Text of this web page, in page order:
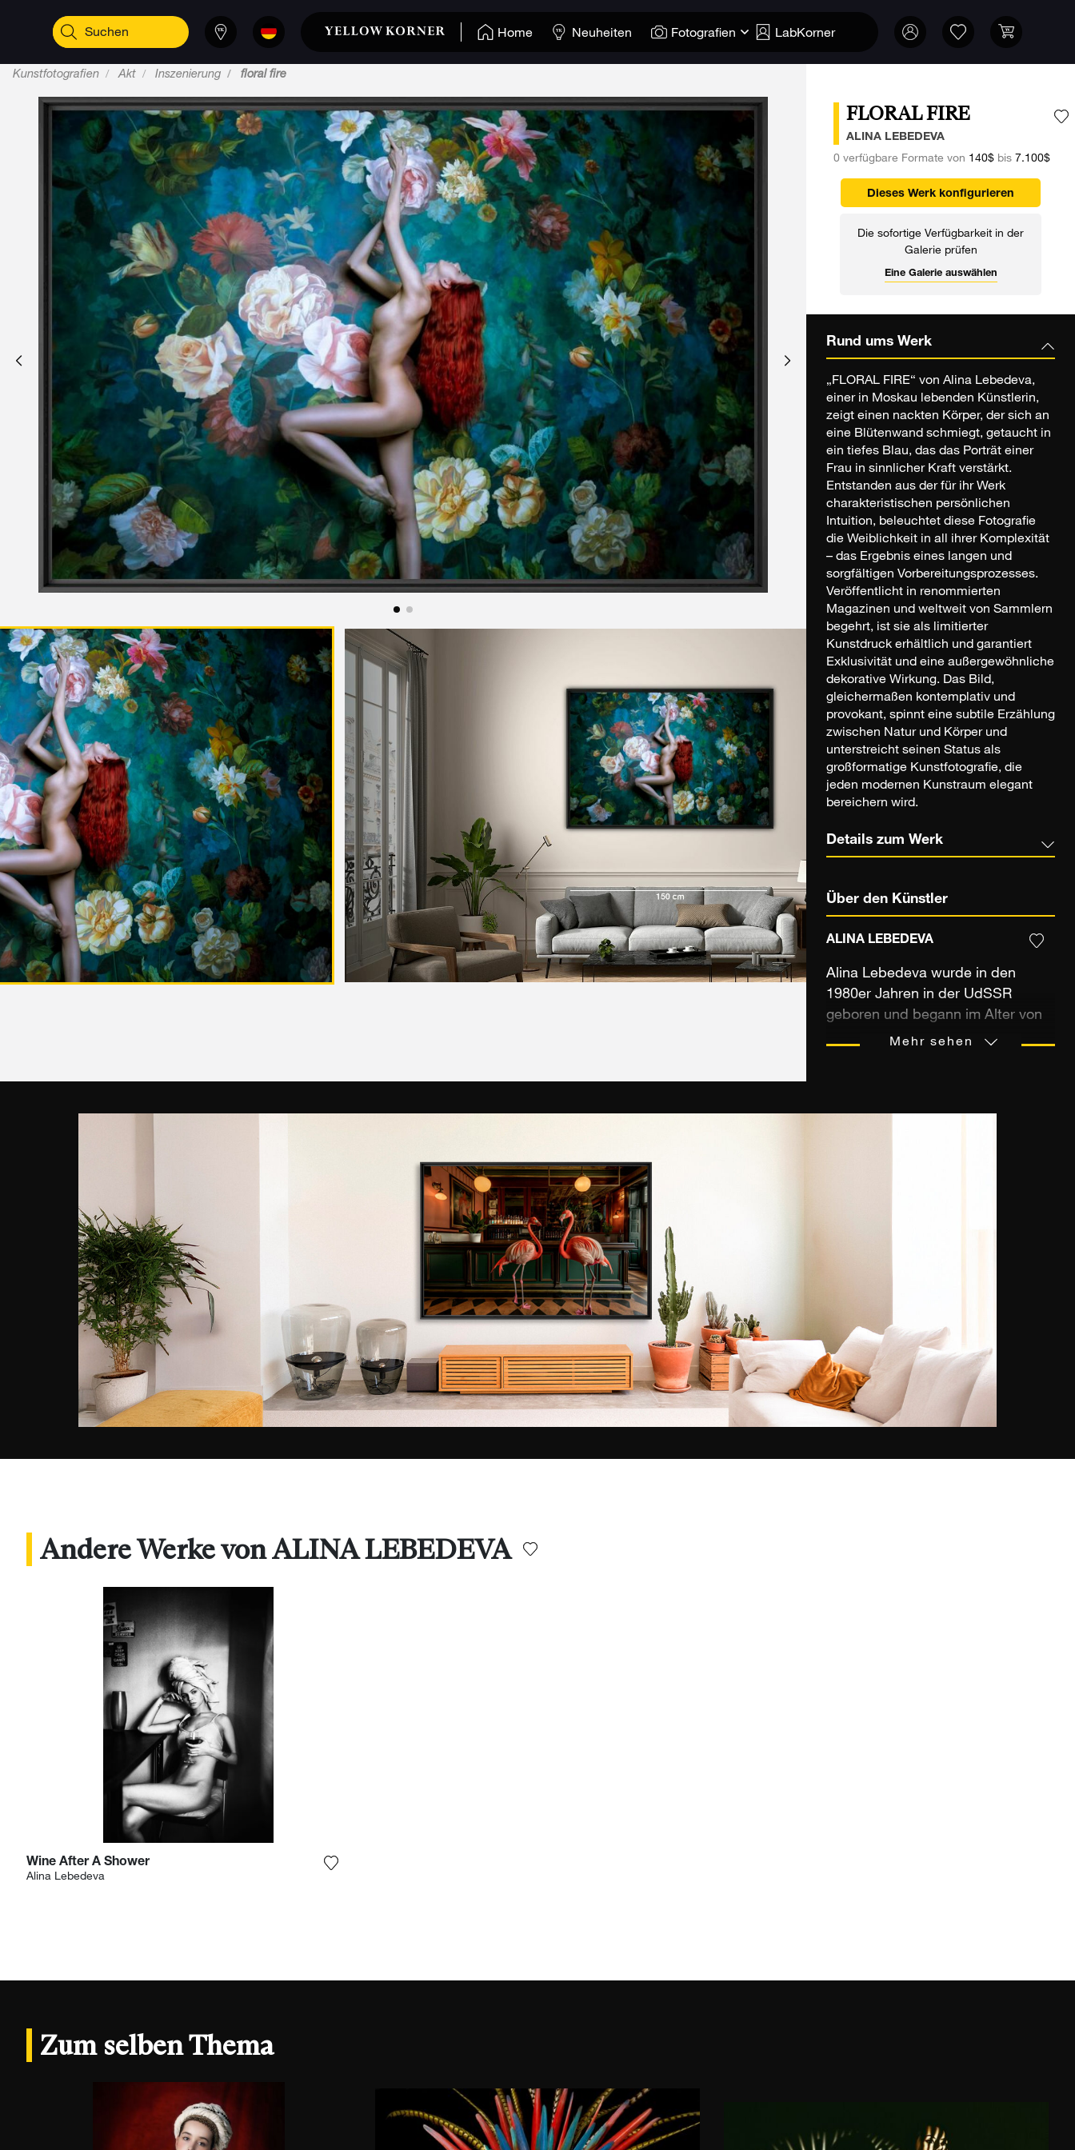
Home Neuheiten Fotografien LabKorner
Kunstfotografien Akt Inszenierung floral fire
FLORAL FIRE
ALINA LEBEDEVA
0 verfügbare Formate von 140$bis 7.100$
Dieses Werk konfigurieren
Die sofortige Verfügbarkeit in der
Galerie prüfen
Eine Galerie auswählen
Rund ums Werk
„FLORAL FIRE“ von Alina Lebedeva,
einer in Moskau lebenden Künstlerin,
zeigt einen nackten Körper, der sich an
eine Blütenwand schmiegt, getaucht in
ein tiefes Blau, das das Porträt einer
Frau in sinnlicher Kraft verstärkt.
Entstanden aus der für ihr Werk
charakteristischen persönlichen
Intuition, beleuchtet diese Fotografie
die Weiblichkeit in all ihrer Komplexität
– das Ergebnis eines langen und
sorgfältigen Vorbereitungsprozesses.
Veröffentlicht in renommierten
Magazinen und weltweit von Sammlern
begehrt, ist sie als limitierter
Kunstdruck erhältlich und garantiert
Exklusivität und eine außergewöhnliche
dekorative Wirkung. Das Bild,
gleichermaßen kontemplativ und
provokant, spinnt eine subtile Erzählung
zwischen Natur und Körper und
unterstreicht seinen Status als
großformatige Kunstfotografie, die
jeden modernen Kunstraum elegant
bereichern wird.
Details zum Werk
Über den Künstler
ALINA LEBEDEVA
Alina Lebedeva wurde in den
1980er Jahren in der UdSSR
geboren und begann im Alter von
24 Jahren mit der Fotografie. Sie
sie ausgiebig, bevor sie das Studio
betritt. Stärke, Schmerz, Trauer, ...
Ausgestattet mit ihrer Linse
arbeitet sie daran, die Emotionen
ihres Motivs sichtbar zu machen,
Mehr sehen
Andere Werke von ALINA LEBEDEVA
Wine After A Shower
Alina Lebedeva
Zum selben Thema